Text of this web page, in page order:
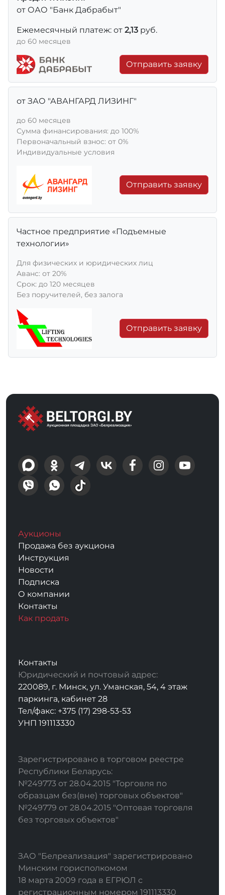
от ОАО "Банк Дабрабыт"
Ежемесячный платеж: от 2,13 руб.
до 60 месяцев
Отправить заявку
от ЗАО "АВАНГАРД ЛИЗИНГ"
до 60 месяцев
Сумма финансирования: до 100%
Первоначальный взнос: от 0%
Индивидуальные условия
Отправить заявку
Частное предприятие «Подъемные
технологии»
Для физических и юридических лиц
Aванс: от 20%
Срок: до 120 месяцев
Без поручителей, без залога
Отправить заявку
Аукционы
Продажа без аукциона
Инструкция
Новости
Подписка
О компании
Контакты
Как продать
Контакты
Юридический и почтовый адрес:
220089, г. Минск, ул. Уманская, 54, 4 этаж
паркинга, кабинет 28
Тел/факс: +375 (17) 298-53-53
УНП 191113330
Зарегистрировано в торговом реестре
Республики Беларусь:
№249773 от 28.04.2015 "Торговля по
образцам без(вне) торговых объектов"
№249779 от 28.04.2015 "Оптовая торговля
без торговых объектов"
ЗАО "Белреализация" зарегистрировано
Минским горисполкомом
18 марта 2009 года в ЕГРЮЛ с
регистрационным номером 191113330